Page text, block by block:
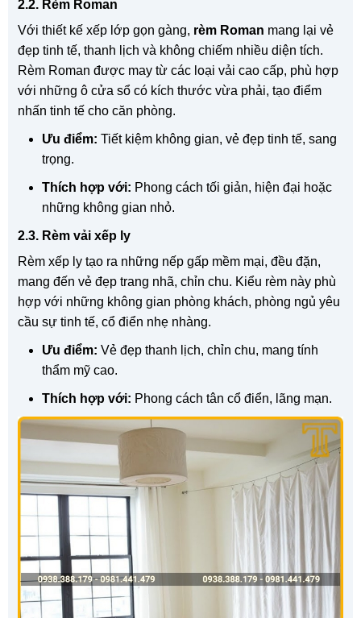
2.2. Rèm Roman
Với thiết kế xếp lớp gọn gàng, rèm Roman mang lại vẻ
đẹp tinh tế, thanh lịch và không chiếm nhiều diện tích.
Rèm Roman được may từ các loại vải cao cấp, phù hợp
với những ô cửa sổ có kích thước vừa phải, tạo điểm
nhấn tinh tế cho căn phòng.
Ưu điểm: Tiết kiệm không gian, vẻ đẹp tinh tế, sang
trọng.
Thích hợp với: Phong cách tối giản, hiện đại hoặc
những không gian nhỏ.
2.3. Rèm vải xếp ly
Rèm xếp ly tạo ra những nếp gấp mềm mại, đều đặn,
mang đến vẻ đẹp trang nhã, chỉn chu. Kiểu rèm này phù
hợp với những không gian phòng khách, phòng ngủ yêu
cầu sự tinh tế, cổ điển nhẹ nhàng.
Ưu điểm: Vẻ đẹp thanh lịch, chỉn chu, mang tính
thẩm mỹ cao.
Thích hợp với: Phong cách tân cổ điển, lãng mạn.